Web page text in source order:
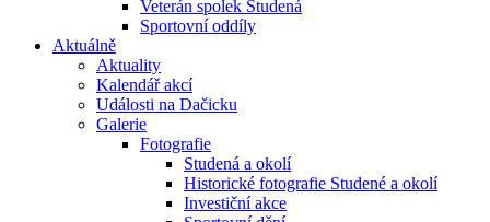
Veterán spolek Studená
Sportovní oddíly
Aktuálně
Aktuality
Kalendář akcí
Události na Dačicku
Galerie
Fotografie
Studená a okolí
Historické fotografie Studené a okolí
Investiční akce